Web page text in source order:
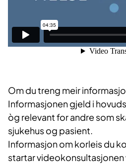
Om du treng meir
Informasjonen gjeld i
òg relevant for andre som
sjukehus og pasient.
Informasjon om korleis du
startar videokonsultasjonen